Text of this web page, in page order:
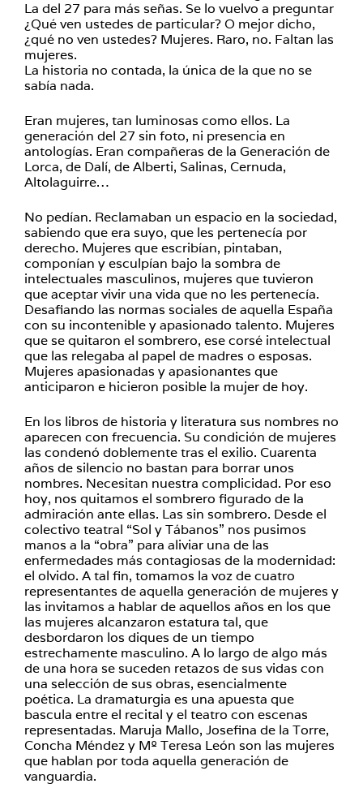
La del 27 para más señas. Se lo vuelvo a preguntar
¿Qué ven ustedes de particular? O mejor dicho,
¿qué no ven ustedes? Mujeres. Raro, no. Faltan las
mujeres.
La historia no contada, la única de la que no se
sabía nada.
Eran mujeres, tan luminosas como ellos. La
generación del 27 sin foto, ni presencia en
antologías. Eran compañeras de la Generación de
Lorca, de Dalí, de Alberti, Salinas, Cernuda,
Altolaguirre…
No pedían. Reclamaban un espacio en la sociedad,
sabiendo que era suyo, que les pertenecía por
derecho. Mujeres que escribían, pintaban,
componían y esculpían bajo la sombra de
intelectuales masculinos, mujeres que tuvieron
que aceptar vivir una vida que no les pertenecía.
Desafiando las normas sociales de aquella España
con su incontenible y apasionado talento. Mujeres
que se quitaron el sombrero, ese corsé intelectual
que las relegaba al papel de madres o esposas.
Mujeres apasionadas y apasionantes que
anticiparon e hicieron posible la mujer de hoy.
En los libros de historia y literatura sus nombres no
aparecen con frecuencia. Su condición de mujeres
las condenó doblemente tras el exilio. Cuarenta
años de silencio no bastan para borrar unos
nombres. Necesitan nuestra complicidad. Por eso
hoy, nos quitamos el sombrero figurado de la
admiración ante ellas. Las sin sombrero. Desde el
colectivo teatral “Sol y Tábanos” nos pusimos
manos a la “obra” para aliviar una de las
enfermedades más contagiosas de la modernidad:
el olvido. A tal fin, tomamos la voz de cuatro
representantes de aquella generación de mujeres y
las invitamos a hablar de aquellos años en los que
las mujeres alcanzaron estatura tal, que
desbordaron los diques de un tiempo
estrechamente masculino. A lo largo de algo más
de una hora se suceden retazos de sus vidas con
una selección de sus obras, esencialmente
poética. La dramaturgia es una apuesta que
bascula entre el recital y el teatro con escenas
representadas. Maruja Mallo, Josefina de la Torre,
Concha Méndez y Mº Teresa León son las mujeres
que hablan por toda aquella generación de
vanguardia.